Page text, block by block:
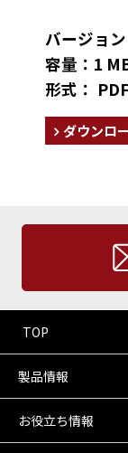
バージョ
容量：1
形式： PDF
ダウンロ
TOP
製品情報
お役立ち情報